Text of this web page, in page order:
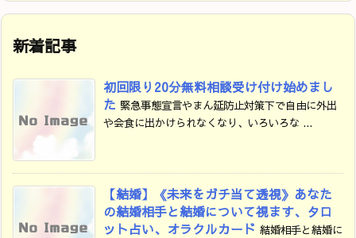
新着記事
初回限り20分無料相談受け付け始めまし
た 緊急事態宣言やまん延防止対策下で自由に外出
や会食に出かけられなくなり、いろいろな ...
【結婚】《未来をガチ当て透視》あなた
の結婚相手と結婚について視ます、タロ
ット占い、オラクルカード 結婚相手と結婚に